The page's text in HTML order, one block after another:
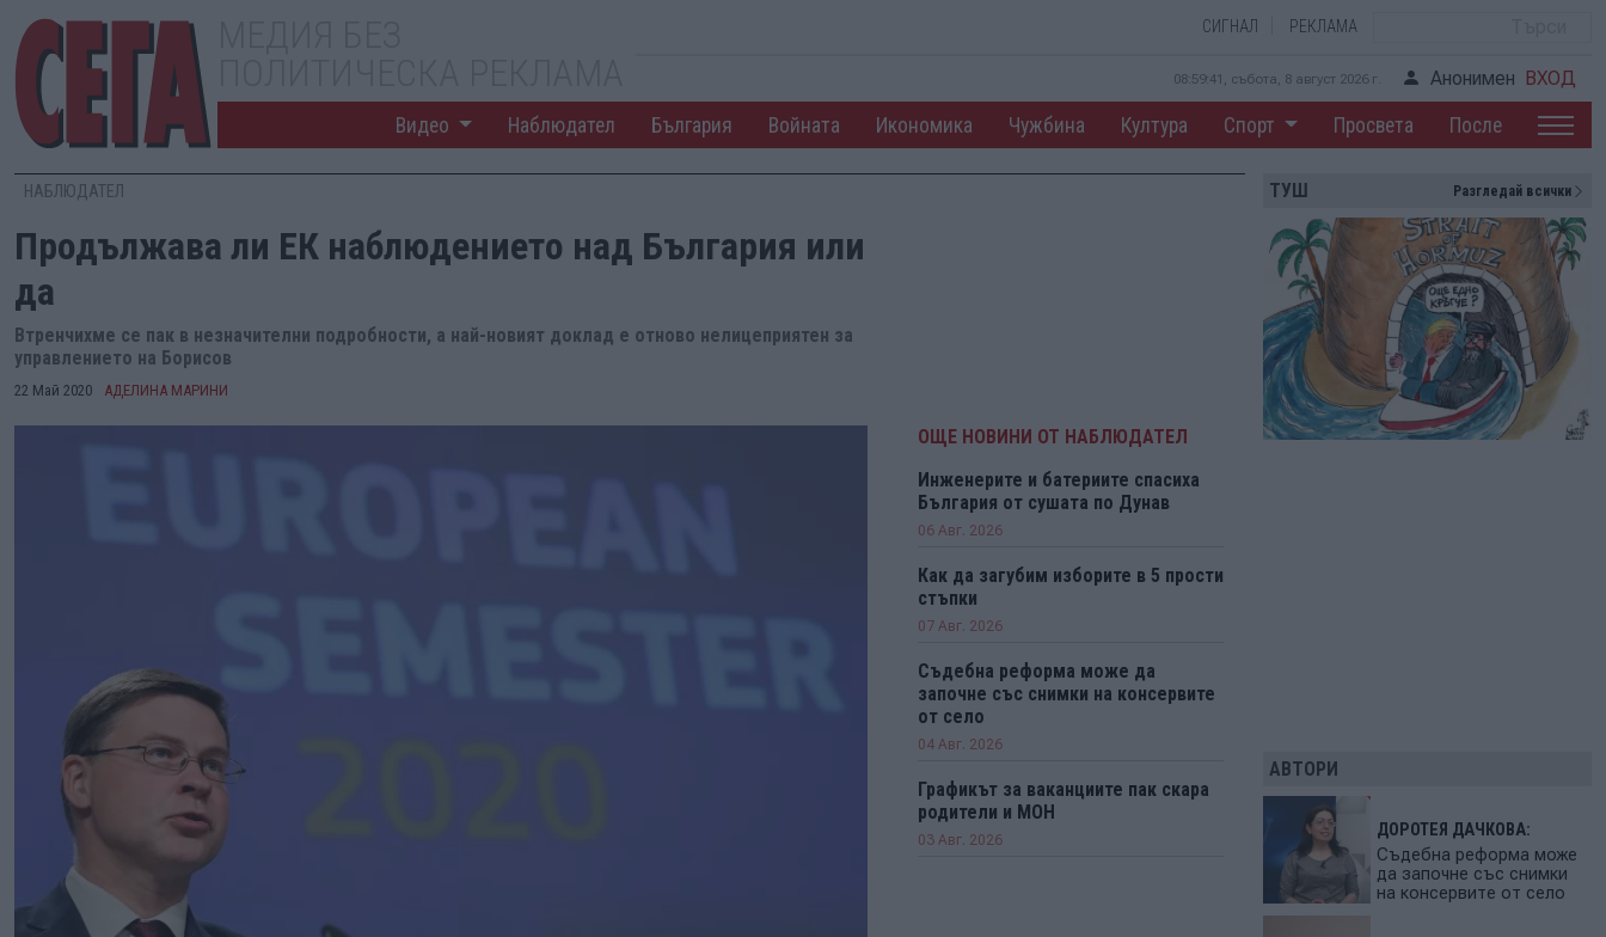
СИГНАЛ РЕКЛАМА
08:59:42, събота, 8 август 2026 г. Анонимен ВХОД
Видео Наблюдател България Войната Икономика Чужбина Култура Спорт Просвета После
НАБЛЮДАТЕЛ
Продължава ли ЕК наблюдението над България или
да
Втренчихме се пак в незначителни подробности, а най-новият доклад е отново нелицеприятен за
управлението на Борисов
22 Май 2020 АДЕЛИНА МАРИНИ
ОЩЕ НОВИНИ ОТ НАБЛЮДАТЕЛ
Инженерите и батериите спасиха
България от сушата по Дунав
06 Авг. 2026
Как да загубим изборите в 5 прости
стъпки
07 Авг. 2026
Съдебна реформа може да
започне със снимки на консервите
от село
04 Авг. 2026
Графикът за ваканциите пак скара
родители и МОН
03 Авг. 2026
ТУШ Разгледай всички
АВТОРИ
ДОРОТЕЯ ДАЧКОВА:
Съдебна реформа може
да започне със снимки
на консервите от село